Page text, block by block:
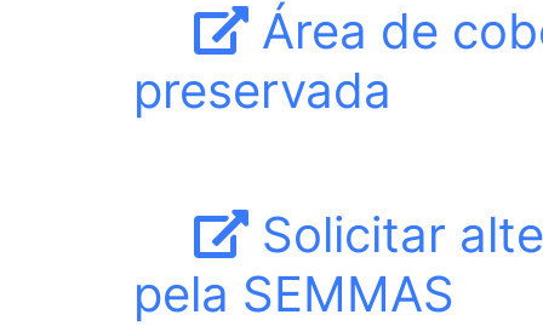
Área de
preservada
Solicitar
pela SEMMAS